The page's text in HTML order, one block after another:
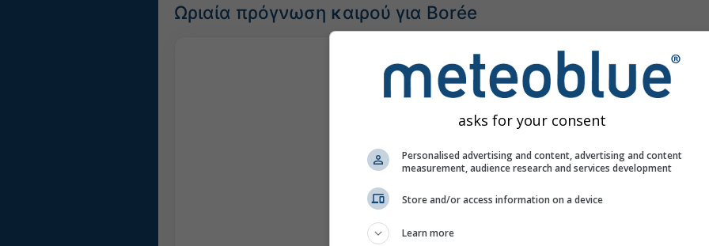
Ωριαία πρόγνωση καιρού για Borée
asks for your consent
Personalised advertising and content, advertising and content
measurement, audience research and services development
Store and/or access information on a device
Learn more